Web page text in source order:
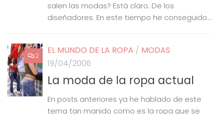
salen las modas? Está claro. De los
diseñadores. En este tiempo he conseguido...
2 EL MUNDO DE LA ROPA / MODAS
19/04/2006
La moda de la ropa actual
En posts anteriores ya he hablado de este
tema tan manido como es la ropa que se